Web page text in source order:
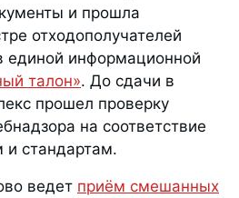
и прошла
отходополучателей
информационной
талон». До сдачи в
прошел проверку
на соответствие
стандартам.
ведет приём смешанных